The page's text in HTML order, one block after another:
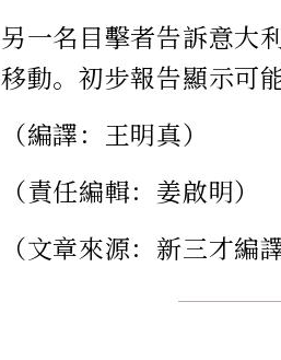
另一名目擊者告訴意大
移動。初步報告顯示可
（編譯：王明真）
（責任編輯：姜啟明）
（文章來源：新三才編